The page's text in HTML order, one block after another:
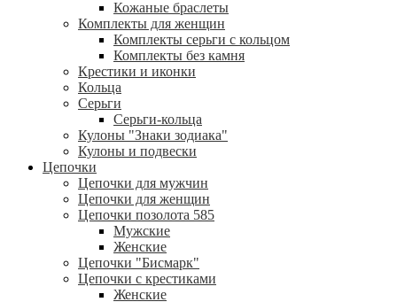
Кожаные браслеты
Комплекты для женщин
Комплекты серьги с кольцом
Комплекты без камня
Крестики и иконки
Кольца
Серьги
Серьги-кольца
Кулоны "Знаки зодиака"
Кулоны и подвески
Цепочки
Цепочки для мужчин
Цепочки для женщин
Цепочки позолота 585
Мужские
Женские
Цепочки "Бисмарк"
Цепочки с крестиками
Женские